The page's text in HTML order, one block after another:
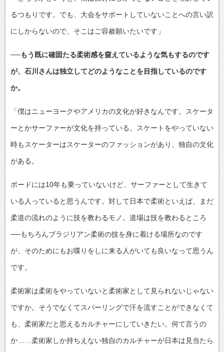
るつもりです。でも、大会をサポートしていないことへの言い訳
にしからないので、そこはご容赦願いたいです」
──もう既に確固たる柔術感を窺えているような気もするのです
が、石川さんは独立してどのようなことを目指しているのです
か。
「僕はニューヨークやアメリカの文化が好きなんです。スケータ
ーとかサーファーが文化を持っている。スケートをやっていない
時もスケーターはスケーターのファッションがあり、独自の文化
がある。
ボードには10年も乗っていないけど、サーファーとして生きて
いる人っていると思うんです。対して日本で柔術といえば、まだ
柔道の流れのように技を教わるモノ。道場は技を教わるところ
──もちろんブラジリアン柔術の技を身に着ける場所なのです
が、そのためにもお喋りをしに来る人がいても良いなって思うん
です。
柔術家は柔術をやっていないと柔術家として見られないじゃない
ですか。そうでなくてスパーリングで汗を流すことができなくて
も、柔術家だと思えるカルチャーにしていきたい。何て言うの
か……柔術家しか持ちえない独自のカルチャーが日本は見当たら